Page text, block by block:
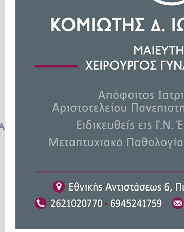
ΘΑΛΑΣΣΙΑ ΧΕΛΩΝΑ
Ακολουθήστε το ilialive.gr στοGoogle News